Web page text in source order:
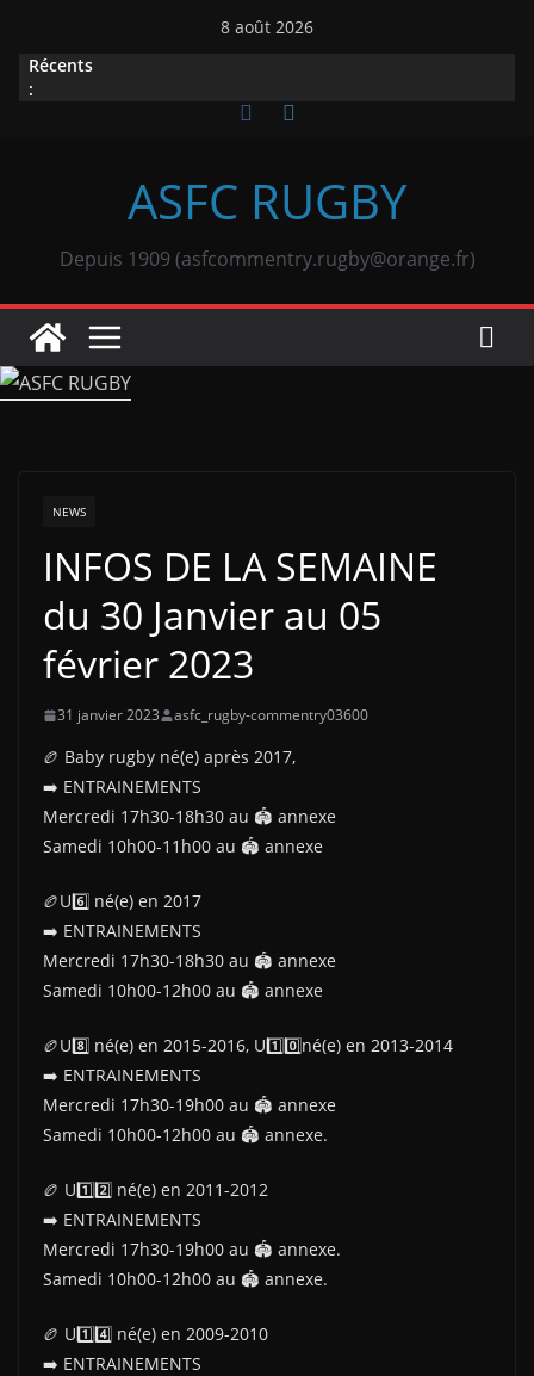
contenu
8 août 2026
Récents
:
ASFC RUGBY
Depuis 1909 (asfcommentry.rugby@orange.fr)
NEWS
INFOS DE LA SEMAINE
du 30 Janvier au 05
février 2023
31 janvier 2023 asfc_rugby-commentry03600
🏉 Baby rugby né(e) après 2017,
➡️ ENTRAINEMENTS
Mercredi 17h30-18h30 au 🏟 annexe
Samedi 10h00-11h00 au 🏟 annexe
🏉U6️⃣ né(e) en 2017
➡️ ENTRAINEMENTS
Mercredi 17h30-18h30 au 🏟 annexe
Samedi 10h00-12h00 au 🏟 annexe
🏉U8️⃣ né(e) en 2015-2016, U1️⃣0️⃣né(e) en 2013-2014
➡️ ENTRAINEMENTS
Mercredi 17h30-19h00 au 🏟 annexe
Samedi 10h00-12h00 au 🏟 annexe.
🏉 U1️⃣2️⃣ né(e) en 2011-2012
➡️ ENTRAINEMENTS
Mercredi 17h30-19h00 au 🏟 annexe.
Samedi 10h00-12h00 au 🏟 annexe.
🏉 U1️⃣4️⃣ né(e) en 2009-2010
➡️ ENTRAINEMENTS